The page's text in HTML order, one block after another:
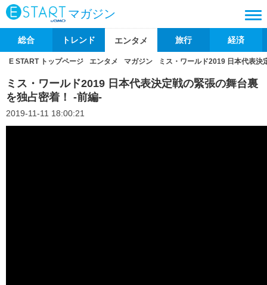
マガジン
総合 トレンド エンタメ 旅行 経済
E START トップページ エンタメ マガジン ミス・ワールド2019 日本代表
ミス・ワールド2019 日本代表決定戦の緊張の舞台裏
を独占密着！ -前編-
2019-11-11 18:00:21